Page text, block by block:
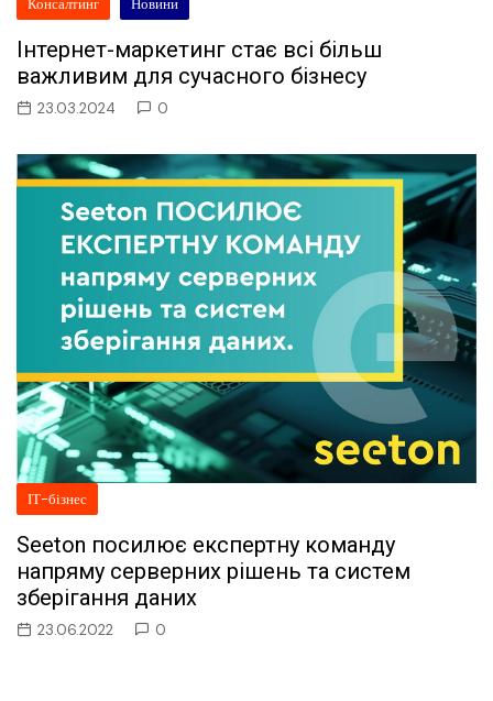
Консалтинг Новини
Інтернет-маркетинг стає всі більш
важливим для сучасного бізнесу
23.03.2024 0
ІТ-бізнес
Seeton посилює експертну команду
напряму серверних рішень та систем
зберігання даних
23.06.2022 0